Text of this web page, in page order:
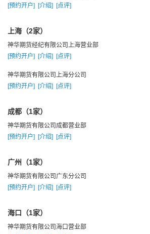
(4)、公司十几年来实行稳健经营，并有效
以及中国金融期货交易所等四家期货交易
京、上海、郑州、武汉、厦门、无锡（筹
易盛等下单软件。
★ 总经理牵头的行情研究小组和投资决策
★ 第一家提出期货经纪服务的“管家意识”
★ 第一家提出“居间人”业务体系建设等等
★ 第一家拥有客户“账户诊断”服务系统。
★ 工商银行、建设银行、农业银行、中国
等五家银行的银期转账，资金存取方便。
[预约开户] [介绍] [点评]
上海（2家）
神华期货经纪有限公司上海营业部
[预约开户] [介绍] [点评]
神华期货有限公司上海分公司
[预约开户] [介绍] [点评]
成都（1家）
神华期货有限公司成都营业部
[预约开户] [介绍] [点评]
广州（1家）
神华期货有限公司广东分公司
[预约开户] [介绍] [点评]
海口（1家）
神华期货有限公司海口营业部